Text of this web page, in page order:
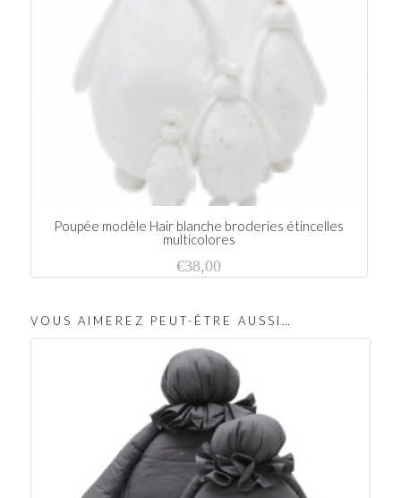
Poupée modèle Hair blanche broderies étincelles
multicolores
€38,00
VOUS AIMEREZ PEUT-ÊTRE AUSSI…